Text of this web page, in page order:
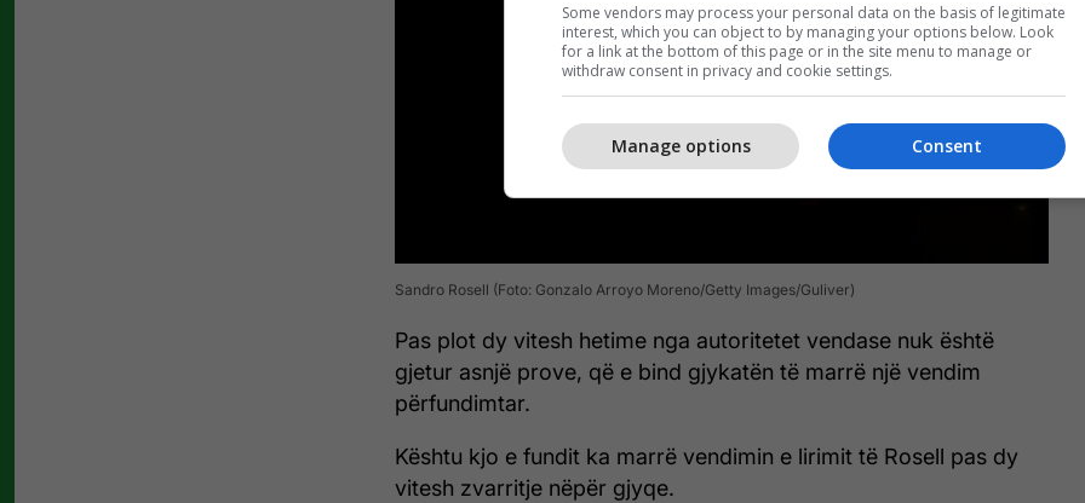
Sandro Rosell (Foto: Gonzalo Arroyo Moreno/Getty Images/Guliver)
Pas plot dy vitesh hetime nga autoritetet vendase nuk është
gjetur asnjë prove, që e bind gjykatën të marrë një vendim
përfundimtar.
Kështu kjo e fundit ka marrë vendimin e lirimit të Rosell pas dy
vitesh zvarritje nëpër gjyqe.
Some vendors may process your personal data on the basis of legitimate
interest, which you can object to by managing your options below. Look
for a link at the bottom of this page or in the site menu to manage or
withdraw consent in privacy and cookie settings.
Consent
Manage options